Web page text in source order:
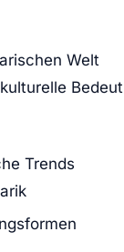
Welt
Trends